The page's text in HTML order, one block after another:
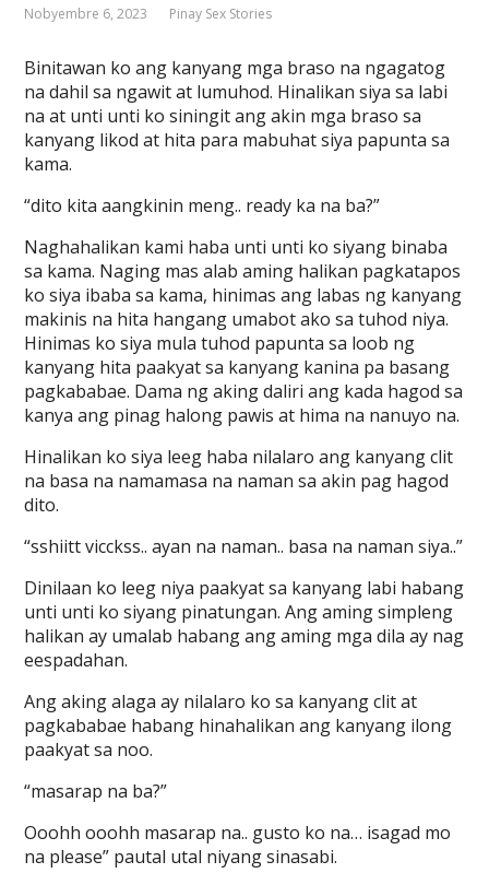
Nobyembre 6, 2023 Pinay Sex Stories
Binitawan ko ang kanyang mga braso na ngagatog
na dahil sa ngawit at lumuhod. Hinalikan siya sa labi
na at unti unti ko siningit ang akin mga braso sa
kanyang likod at hita para mabuhat siya papunta sa
kama.
“dito kita aangkinin meng.. ready ka na ba?”
Naghahalikan kami haba unti unti ko siyang binaba
sa kama. Naging mas alab aming halikan pagkatapos
ko siya ibaba sa kama, hinimas ang labas ng kanyang
makinis na hita hangang umabot ako sa tuhod niya.
Hinimas ko siya mula tuhod papunta sa loob ng
kanyang hita paakyat sa kanyang kanina pa basang
pagkababae. Dama ng aking daliri ang kada hagod sa
kanya ang pinag halong pawis at hima na nanuyo na.
Hinalikan ko siya leeg haba nilalaro ang kanyang clit
na basa na namamasa na naman sa akin pag hagod
dito.
“sshiitt vicckss.. ayan na naman.. basa na naman siya..”
Dinilaan ko leeg niya paakyat sa kanyang labi habang
unti unti ko siyang pinatungan. Ang aming simpleng
halikan ay umalab habang ang aming mga dila ay nag
eespadahan.
Ang aking alaga ay nilalaro ko sa kanyang clit at
pagkababae habang hinahalikan ang kanyang ilong
paakyat sa noo.
“masarap na ba?”
Ooohh ooohh masarap na.. gusto ko na… isagad mo
na please” pautal utal niyang sinasabi.